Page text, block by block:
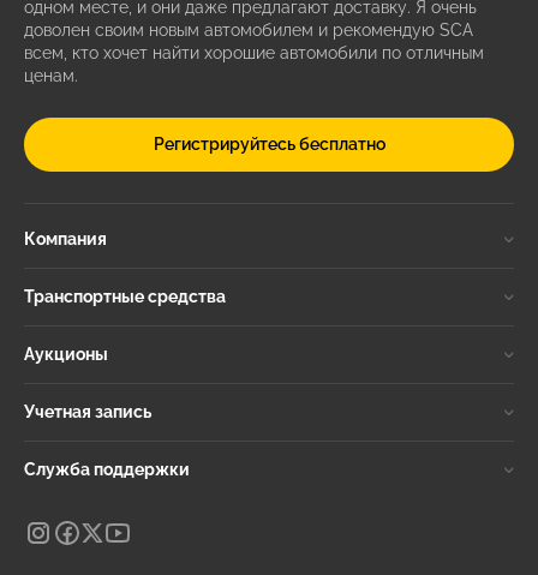
одном месте, и они даже предлагают доставку. Я очень
доволен своим новым автомобилем и рекомендую SCA
всем, кто хочет найти хорошие автомобили по отличным
ценам.
Регистрируйтесь бесплатно
Компания
Транспортные средства
Аукционы
Учетная запись
Служба поддержки